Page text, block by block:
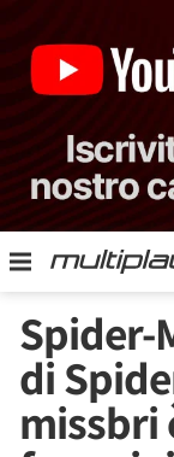
Spider-
di
missbri